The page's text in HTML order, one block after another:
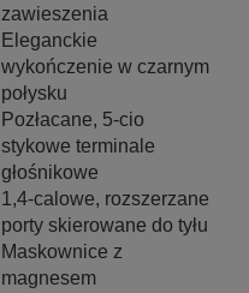
zawieszenia
Eleganckie
wykończenie w czarnym
połysku
Pozłacane, 5-cio
stykowe terminale
głośnikowe
1,4-calowe, rozszerzane
porty skierowane do tyłu
Maskownice z
magnesem